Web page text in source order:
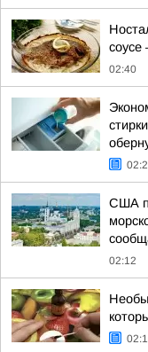
соусе
02:40
США
02:12